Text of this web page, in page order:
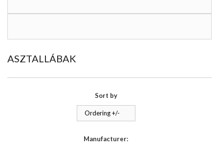
ASZTALLÁBAK
Sort by
Ordering +/-
Manufacturer: